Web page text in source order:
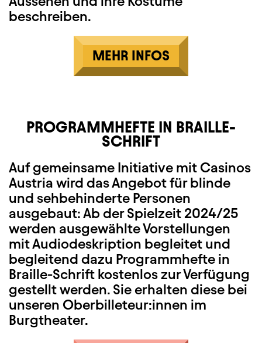
beschreiben.
MEHR INFOS
PROGRAMMHEFTE IN BRAILLE-
SCHRIFT
Auf gemeinsame Initiative mit Casinos
Austria wird das Angebot für blinde
und sehbehinderte Personen
ausgebaut: Ab der Spielzeit 2024/25
werden ausgewählte Vorstellungen
mit Audiodeskription begleitet und
begleitend dazu Programmhefte in
Braille-Schrift kostenlos zur Verfügung
gestellt werden. Sie erhalten diese bei
unseren Oberbilleteur:innen im
Burgtheater.